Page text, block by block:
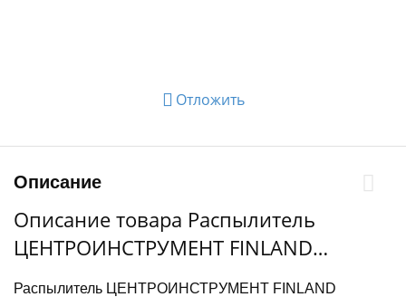
Отложить
Описание
Описание товара Распылитель
ЦЕНТРОИНСТРУМЕНТ FINLAND
телескопический 300 см (1822)
Распылитель ЦЕНТРОИНСТРУМЕНТ FINLAND